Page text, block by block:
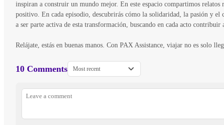
inspiran a construir un mundo mejor. En este espacio compartimos relatos
positivo. En cada episodio, descubrirás cómo la solidaridad, la pasión y
a ser parte activa de esta transformación, buscando en cada acto
Relájate, estás en buenas manos. Con PAX Assistance, viajar no es solo
10 Comments Most recent